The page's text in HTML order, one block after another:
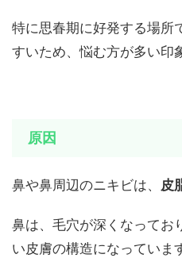
特に思春期に好発する場所
すいため、悩む方が多い印
原因
鼻や鼻周辺のニキビは、 皮
鼻は、毛穴が深くなってお
い皮膚の構造になっていま